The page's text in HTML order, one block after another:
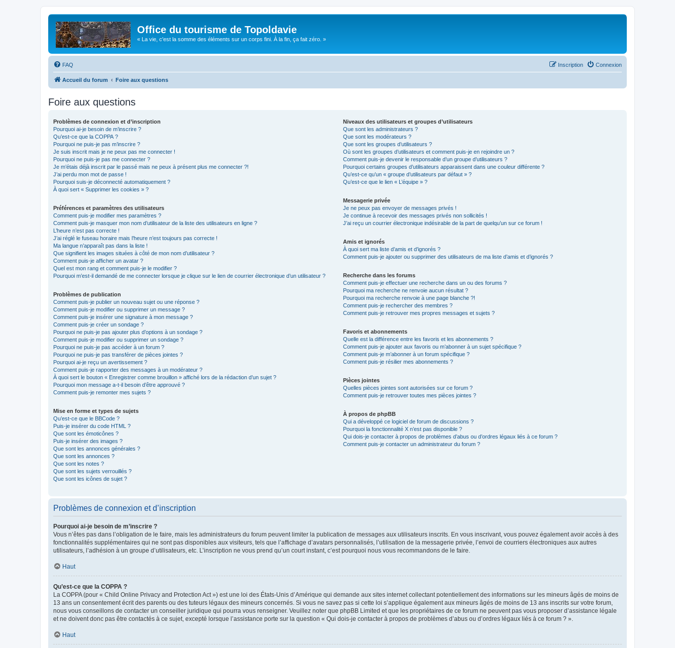
Office du tourisme de Topoldavie
« La vie, c'est la somme des éléments sur un corps fini. À la fin, ça fait zéro. »
FAQ Connexion
Inscription
Accueil du forum Foire aux questions
Foire aux questions
Problèmes de connexion et d’inscription
Pourquoi ai-je besoin de m’inscrire ?
Qu’est-ce que la COPPA ?
Pourquoi ne puis-je pas m’inscrire ?
Je suis inscrit mais je ne peux pas me connecter !
Pourquoi ne puis-je pas me connecter ?
Je m’étais déjà inscrit par le passé mais ne peux à présent plus me connecter ?!
J’ai perdu mon mot de passe !
Pourquoi suis-je déconnecté automatiquement ?
À quoi sert « Supprimer les cookies » ?
Préférences et paramètres des utilisateurs
Comment puis-je modifier mes paramètres ?
Comment puis-je masquer mon nom d’utilisateur de la liste des utilisateurs en ligne ?
L’heure n’est pas correcte !
J’ai réglé le fuseau horaire mais l’heure n’est toujours pas correcte !
Ma langue n’apparaît pas dans la liste !
Que signifient les images situées à côté de mon nom d’utilisateur ?
Comment puis-je afficher un avatar ?
Quel est mon rang et comment puis-je le modifier ?
Pourquoi m’est-il demandé de me connecter lorsque je clique sur le lien de courrier électronique d’un utilisateur ?
Problèmes de publication
Comment puis-je publier un nouveau sujet ou une réponse ?
Comment puis-je modifier ou supprimer un message ?
Comment puis-je insérer une signature à mon message ?
Comment puis-je créer un sondage ?
Pourquoi ne puis-je pas ajouter plus d’options à un sondage ?
Comment puis-je modifier ou supprimer un sondage ?
Pourquoi ne puis-je pas accéder à un forum ?
Pourquoi ne puis-je pas transférer de pièces jointes ?
Pourquoi ai-je reçu un avertissement ?
Comment puis-je rapporter des messages à un modérateur ?
À quoi sert le bouton « Enregistrer comme brouillon » affiché lors de la rédaction d’un sujet ?
Pourquoi mon message a-t-il besoin d’être approuvé ?
Comment puis-je remonter mes sujets ?
Mise en forme et types de sujets
Qu’est-ce que le BBCode ?
Puis-je insérer du code HTML ?
Que sont les émoticônes ?
Puis-je insérer des images ?
Que sont les annonces générales ?
Que sont les annonces ?
Que sont les notes ?
Que sont les sujets verrouillés ?
Que sont les icônes de sujet ?
Niveaux des utilisateurs et groupes d’utilisateurs
Que sont les administrateurs ?
Que sont les modérateurs ?
Que sont les groupes d’utilisateurs ?
Où sont les groupes d’utilisateurs et comment puis-je en rejoindre un ?
Comment puis-je devenir le responsable d’un groupe d’utilisateurs ?
Pourquoi certains groupes d’utilisateurs apparaissent dans une couleur différente ?
Qu’est-ce qu’un « groupe d’utilisateurs par défaut » ?
Qu’est-ce que le lien « L’équipe » ?
Messagerie privée
Je ne peux pas envoyer de messages privés !
Je continue à recevoir des messages privés non sollicités !
J’ai reçu un courrier électronique indésirable de la part de quelqu’un sur ce forum !
Amis et ignorés
À quoi sert ma liste d’amis et d’ignorés ?
Comment puis-je ajouter ou supprimer des utilisateurs de ma liste d’amis et d’ignorés ?
Recherche dans les forums
Comment puis-je effectuer une recherche dans un ou des forums ?
Pourquoi ma recherche ne renvoie aucun résultat ?
Pourquoi ma recherche renvoie à une page blanche ?!
Comment puis-je rechercher des membres ?
Comment puis-je retrouver mes propres messages et sujets ?
Favoris et abonnements
Quelle est la différence entre les favoris et les abonnements ?
Comment puis-je ajouter aux favoris ou m’abonner à un sujet spécifique ?
Comment puis-je m’abonner à un forum spécifique ?
Comment puis-je résilier mes abonnements ?
Pièces jointes
Quelles pièces jointes sont autorisées sur ce forum ?
Comment puis-je retrouver toutes mes pièces jointes ?
À propos de phpBB
Qui a développé ce logiciel de forum de discussions ?
Pourquoi la fonctionnalité X n’est pas disponible ?
Qui dois-je contacter à propos de problèmes d’abus ou d’ordres légaux liés à ce forum ?
Comment puis-je contacter un administrateur du forum ?
Problèmes de connexion et d’inscription
Pourquoi ai-je besoin de m’inscrire ?
Vous n’êtes pas dans l’obligation de le faire, mais les administrateurs du forum peuvent limiter la publication de messages aux utilisateurs inscrits. En vous inscrivant, vous pouvez également avoir accès à des
fonctionnalités supplémentaires qui ne sont pas disponibles aux visiteurs, tels que l’affichage d’avatars personnalisés, l’utilisation de la messagerie privée, l’envoi de courriers électroniques aux autres
utilisateurs, l’adhésion à un groupe d’utilisateurs, etc. L’inscription ne vous prend qu’un court instant, c’est pourquoi nous vous recommandons de le faire.
Haut
Qu’est-ce que la COPPA ?
La COPPA (pour « Child Online Privacy and Protection Act ») est une loi des États-Unis d’Amérique qui demande aux sites internet collectant potentiellement des informations sur les mineurs âgés de moins de
13 ans un consentement écrit des parents ou des tuteurs légaux des mineurs concernés. Si vous ne savez pas si cette loi s’applique également aux mineurs âgés de moins de 13 ans inscrits sur votre forum,
nous vous conseillons de contacter un conseiller juridique qui pourra vous renseigner. Veuillez noter que phpBB Limited et que les propriétaires de ce forum ne peuvent pas vous proposer d’assistance légale
et ne doivent donc pas être contactés à ce sujet, excepté lorsque l’assistance porte sur la question « Qui dois-je contacter à propos de problèmes d’abus ou d’ordres légaux liés à ce forum ? ».
Haut